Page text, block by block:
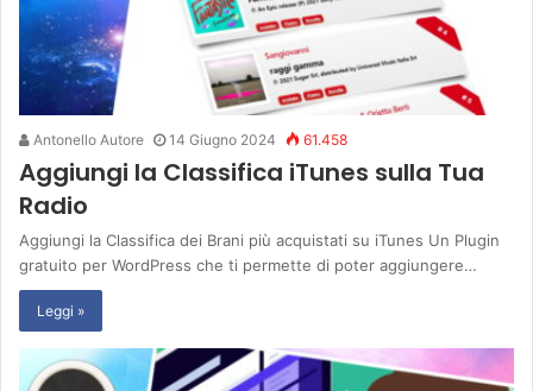
Antonello Autore 14 Giugno 2024 61.458
Aggiungi la Classifica iTunes sulla Tua
Radio
Aggiungi la Classifica dei Brani più acquistati su iTunes Un Plugin
gratuito per WordPress che ti permette di poter aggiungere…
Leggi »